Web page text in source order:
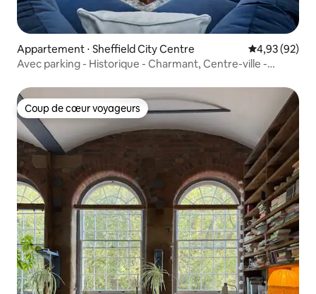
Appartement ⋅ Sheffield City Centre Évaluation
4,93 (92)
Avec parking - Historique - Charmant, Centre-ville -
Coup de cœur voyageurs
Coup de cœur voyageurs